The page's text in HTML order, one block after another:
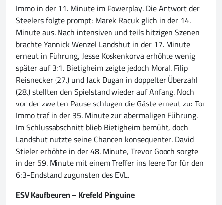
Immo in der 11. Minute im Powerplay. Die Antwort der
Steelers folgte prompt: Marek Racuk glich in der 14.
Minute aus. Nach intensiven und teils hitzigen Szenen
brachte Yannick Wenzel Landshut in der 17. Minute
erneut in Führung, Jesse Koskenkorva erhöhte wenig
später auf 3:1. Bietigheim zeigte jedoch Moral. Filip
Reisnecker (27.) und Jack Dugan in doppelter Überzahl
(28.) stellten den Spielstand wieder auf Anfang. Noch
vor der zweiten Pause schlugen die Gäste erneut zu: Tor
Immo traf in der 35. Minute zur abermaligen Führung.
Im Schlussabschnitt blieb Bietigheim bemüht, doch
Landshut nutzte seine Chancen konsequenter. David
Stieler erhöhte in der 48. Minute, Trevor Gooch sorgte
in der 59. Minute mit einem Treffer ins leere Tor für den
6:3-Endstand zugunsten des EVL.
ESV Kaufbeuren – Krefeld Pinguine